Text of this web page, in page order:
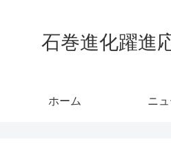
石巻進化躍進
ホーム ニ